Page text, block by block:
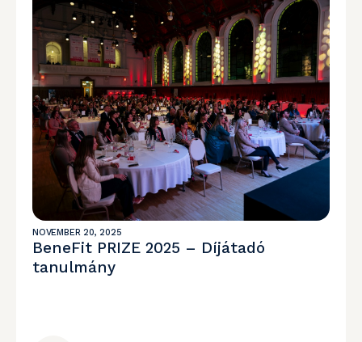
NOVEMBER 20, 2025
BeneFit PRIZE 2025 – Díjátadó
tanulmány